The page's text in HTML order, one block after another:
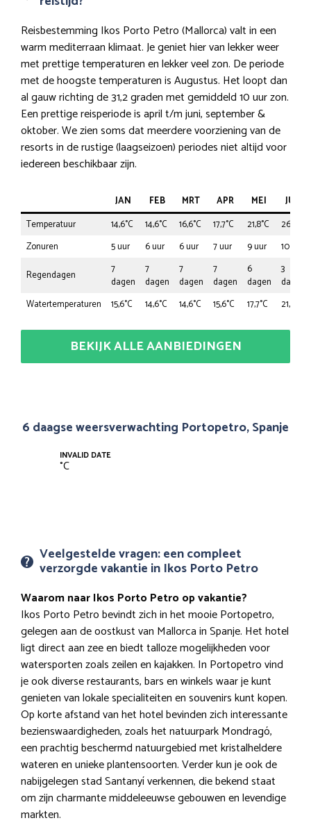
Reisbestemming Ikos Porto Petro (Mallorca) valt in een
warm mediterraan klimaat. Je geniet hier van lekker weer
met prettige temperaturen en lekker veel zon. De periode
met de hoogste temperaturen is Augustus. Het loopt dan
al gauw richting de 31,2 graden met gemiddeld 10 uur zon.
Een prettige reisperiode is april t/m juni, september &
oktober. We zien soms dat meerdere voorziening van de
resorts in de rustige (laagseizoen) periodes niet altijd voor
iedereen beschikbaar zijn.
JAN FEB MRT APR MEI
JUN
Temperatuur
14,6°C 14,6°C 16,6°C 17,7°C 21,8°C
26,0°C
Zonuren
5 uur 6 uur 6 uur 7 uur 9 uur
10 uur
Regendagen
7
dagen
7
dagen
7
dagen
7
dagen
6
dagen
3
dagen
Watertemperaturen
15,6°C 14,6°C 14,6°C 15,6°C 17,7°C 21,8°C
BEKIJK ALLE AANBIEDINGEN
6 daagse weersverwachting Portopetro, Spanje
INVALID DATE
°C
Veelgestelde vragen: een compleet
verzorgde vakantie in Ikos Porto Petro
Waarom naar Ikos Porto Petro op vakantie?
Ikos Porto Petro bevindt zich in het mooie Portopetro,
gelegen aan de oostkust van Mallorca in Spanje. Het hotel
ligt direct aan zee en biedt talloze mogelijkheden voor
watersporten zoals zeilen en kajakken. In Portopetro vind
je ook diverse restaurants, bars en winkels waar je kunt
genieten van lokale specialiteiten en souvenirs kunt kopen.
Op korte afstand van het hotel bevinden zich interessante
bezienswaardigheden, zoals het natuurpark Mondragó,
een prachtig beschermd natuurgebied met kristalheldere
wateren en unieke plantensoorten. Verder kun je ook de
nabijgelegen stad Santanyí verkennen, die bekend staat
om zijn charmante middeleeuwse gebouwen en levendige
markten.